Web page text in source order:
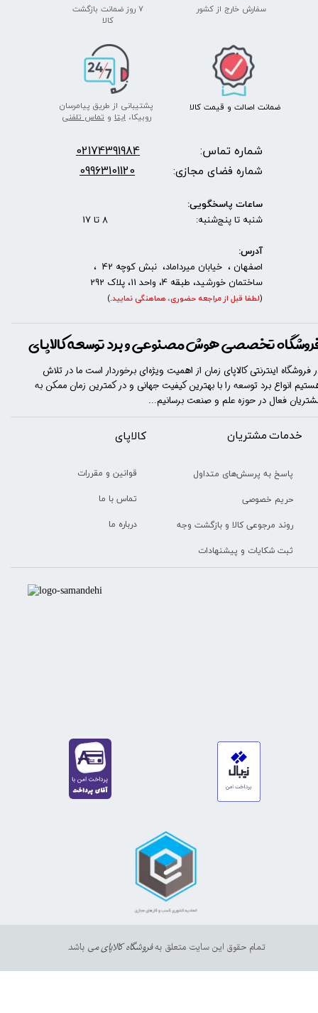
تمام حقوق این سایت متعلق بهفروشگاه کالاپای می باشد.
پشتیبانی از طریق پیامرسان
روبیکا،ایتا وتماس تلفنی
سفارش خارج از کشور
۷ روز ضمانت بازگشت
​​​​​​​کالا
ضمانت اصالت و قیمت​​​​​​​ کالا ​​​​​​​
خدمات مشتریان
پاسخ به پرسش‌های متداول
حریم خصوصی
روند مرجوعی کالا و بازگشت وجه
ثبت شکایات و پیشنهادات
​​کالاپای
قوانین و مقررات
تماس با ما
درباره ما
تخصصی هوش مصنوعی و برد توسعه کالاپای
فروشگاه اینترنتی کالاپای زمان از اهمیت ویژه‌ای برخوردار است ما در تلاش
انواع برد توسعه را با​​​ بهترین کیفیت جهانی و در کمترین زمان ممکن به
فعال در حوزه علم و صنعت برسانیم...
شماره تماس: 02174391984
شماره فضای مجازی: 09963101120
ساعات پاسخگویی:
شنبه تا پنج‌شنبه: 8 تا 17
آدرس:
اصفهان ، خیابان میرداماد، نبش کوچه 42 ،
ساختمان خورشید، طبقه 4، واحد 11، پلاک 292
(لطفا قبل از مراجعه حضوری، هماهنگی نمایید.
)